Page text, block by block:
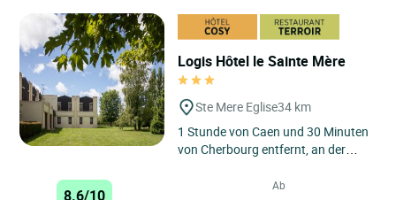
Logis Hôtel le Sainte Mère
Ste Mere Eglise34 km
1 Stunde von Caen und 30 Minuten
von Cherbourg entfernt, an der
8.6/10
Ab